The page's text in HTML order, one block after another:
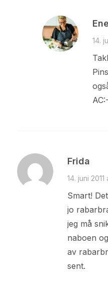
14.
Frida
14. juni
Smart!
jo
jeg må
naboen
av
sent.